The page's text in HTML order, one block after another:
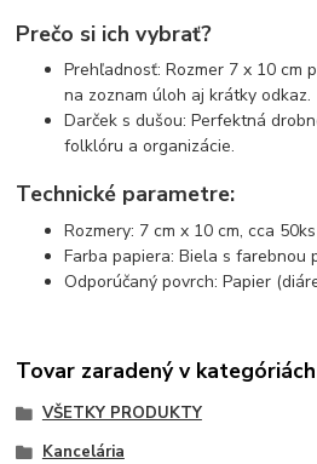
Prečo si ich vybrať?
Prehľadnosť: Rozmer 7 x 10 cm
na zoznam úloh aj krátky odkaz.
Darček s dušou: Perfektná
folklóru a organizácie.
Technické parametre:
Rozmery: 7 cm x 10 cm, cca 50ks
Farba papiera: Biela s farebnou
Odporúčaný povrch: Papier
Tovar zaradený v kategóriách
VŠETKY PRODUKTY
Kancelária